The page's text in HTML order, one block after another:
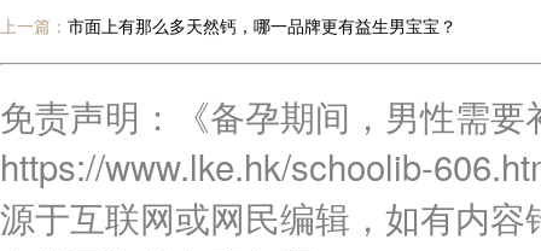
上一篇： 市面上有那么多天然钙，哪一品牌更有益生男宝宝？
免责声明：《备孕期间，男性需
https://www.lke.hk/schoolib-
源于互联网或网民编辑，如有内